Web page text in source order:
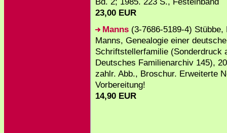
23,00 EUR
Manns (3-7686-5189-4)
Manns, Genealogie einer
Schriftstellerfamilie (Sonderdruck
Deutsches Familienarchiv 145),
zahlr. Abb., Broschur. Erweiterte
Vorbereitung!
14,90 EUR